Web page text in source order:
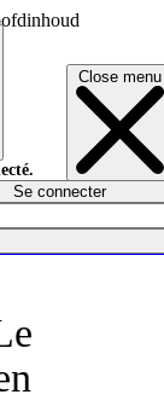
Close menu
Se connecter